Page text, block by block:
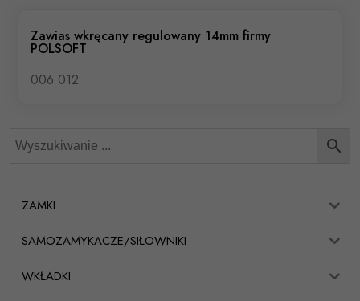
Zawias wkręcany regulowany 14mm firmy
POLSOFT
006 012
ZAMKI
SAMOZAMYKACZE/SIŁOWNIKI
WKŁADKI